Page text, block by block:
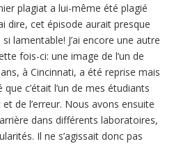
plagiat a lui-même été plagié
dire, cet épisode aurait presque
lamentable! J’ai encore une autre
fois-ci: une image de l’un de
à Cincinnati, a été reprise mais
c’était l’un de mes étudiants
de l’erreur. Nous avons ensuite
dans différents laboratoires,
Il ne s’agissait donc pas